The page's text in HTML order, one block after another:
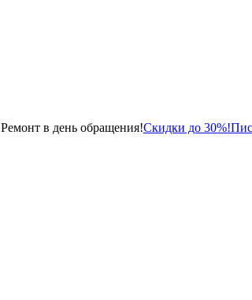
Ремонт в день обращения!Скидки до 30%!